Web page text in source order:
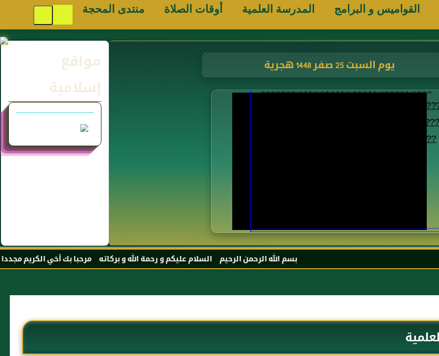
القواميس و البرامج المدرسة العلمية أوقات الصلاة منتدى المحجة
يوم السبت 25 صفر 1448 هجرية
مواقع
إسلامية
بسم الله الرحمن الرحيم السلام عليكم و رحمة الله و بركاته مرحبا بك أخي الكريم مجددا في